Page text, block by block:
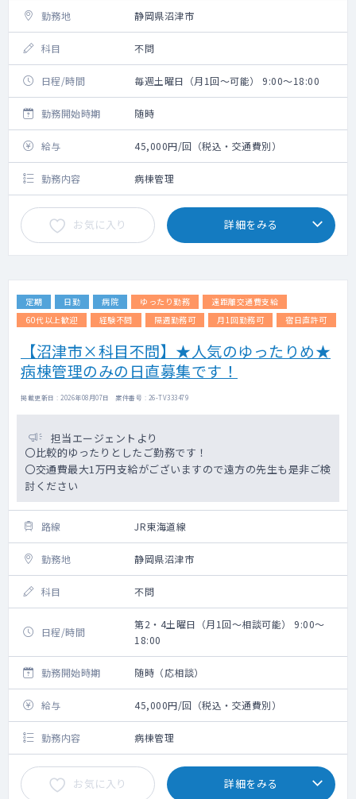
勤務地 静岡県沼津市
科目 不問
日程/時間 毎週土曜日（月1回～可能） 9:00～18:00
勤務開始時期 随時
給与 45,000円/回（税込・交通費別）
勤務内容 病棟管理
お気に入り 詳細をみる
定期 日勤 病院 ゆったり勤務
遠距離交通費支給
60代以上歓迎
経験不問 隔週勤務可 月1回勤務可 宿日直許可
【沼津市×科目不問】★人気のゆったりめ★
病棟管理のみの日直募集です！
掲載更新日 : 2026年08月07日 案件番号 : 26-TV333479
担当エージェントより
〇比較的ゆったりとしたご勤務です！
〇交通費最大1万円支給がございますので遠方の先生も是非ご検
討ください
路線 JR東海道線
勤務地 静岡県沼津市
科目 不問
日程/時間
第2・4土曜日（月1回～相談可能） 9:00～
18:00
勤務開始時期 随時（応相談）
給与 45,000円/回（税込・交通費別）
勤務内容 病棟管理
お気に入り 詳細をみる